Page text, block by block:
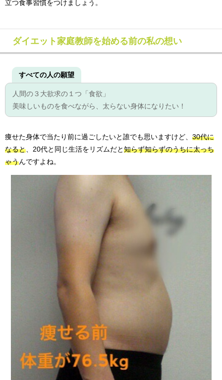
立つ食事習慣をつけましょう。
ダイエット家庭教師を始める前の私の想い
すべての人の願望
人間の３大欲求の１つ「食欲」
美味しいものを食べながら、太らない身体になりたい！
痩せた身体で当たり前に過ごしたいと誰でも思いますけど、 30代に
なると 、20代と同じ生活をリズムだと 知らず知らずのうちに太っち
ゃうんですよね。